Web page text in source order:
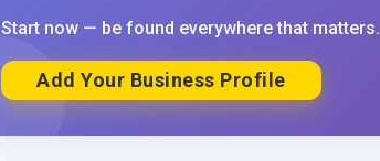
Start now — be found everywhere that matters.
Add Your Business Profile